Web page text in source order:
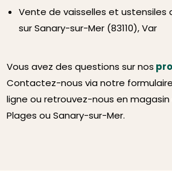
Vente de vaisselles et ustensiles
sur Sanary-sur-Mer (83110), Var
Vous avez des questions sur nos
Contactez-nous via notre
ligne ou retrouvez-nous en magasin
Plages ou Sanary-sur-Mer.